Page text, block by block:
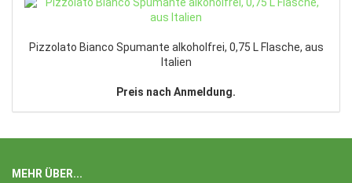
Pizzolato Bianco Spumante alkoholfrei, 0,75 L Flasche, aus
Italien
Preis nach Anmeldung.
MEHR ÜBER...